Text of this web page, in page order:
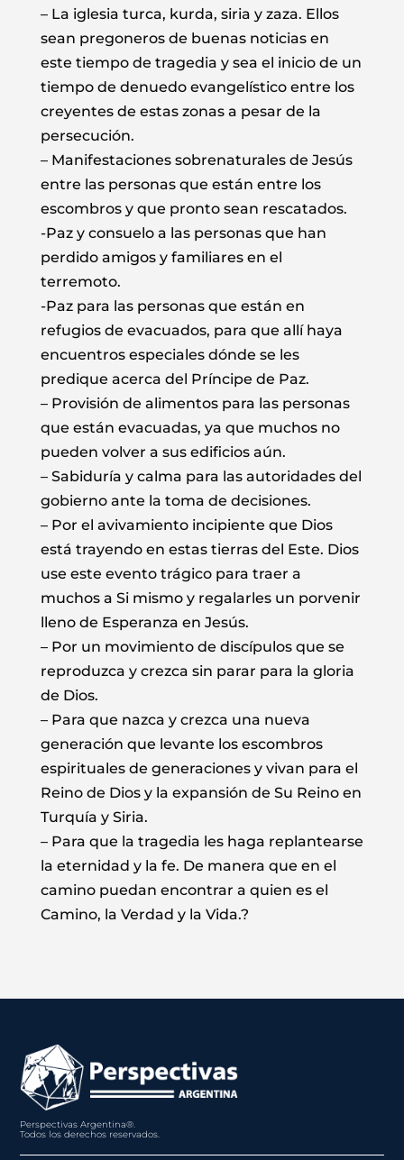
– La iglesia turca, kurda, siria y zaza. Ellos
sean pregoneros de buenas noticias en
este tiempo de tragedia y sea el inicio de un
tiempo de denuedo evangelístico entre los
creyentes de estas zonas a pesar de la
persecución.
– Manifestaciones sobrenaturales de Jesús
entre las personas que están entre los
escombros y que pronto sean rescatados.
-Paz y consuelo a las personas que han
perdido amigos y familiares en el
terremoto.
-Paz para las personas que están en
refugios de evacuados, para que allí haya
encuentros especiales dónde se les
predique acerca del Príncipe de Paz.
– Provisión de alimentos para las personas
que están evacuadas, ya que muchos no
pueden volver a sus edificios aún.
– Sabiduría y calma para las autoridades del
gobierno ante la toma de decisiones.
– Por el avivamiento incipiente que Dios
está trayendo en estas tierras del Este. Dios
use este evento trágico para traer a
muchos a Si mismo y regalarles un porvenir
lleno de Esperanza en Jesús.
– Por un movimiento de discípulos que se
reproduzca y crezca sin parar para la gloria
de Dios.
– Para que nazca y crezca una nueva
generación que levante los escombros
espirituales de generaciones y vivan para el
Reino de Dios y la expansión de Su Reino en
Turquía y Siria.
– Para que la tragedia les haga replantearse
la eternidad y la fe. De manera que en el
camino puedan encontrar a quien es el
Camino, la Verdad y la Vida.?
Perspectivas Argentina®.
Todos los derechos reservados.